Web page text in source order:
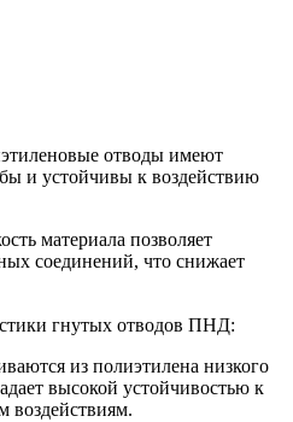
отводы имеют
и устойчивы к воздействию
материала позволяет
соединений, что снижает
гнутых отводов ПНД:
из полиэтилена низкого
высокой устойчивостью к
воздействиям.